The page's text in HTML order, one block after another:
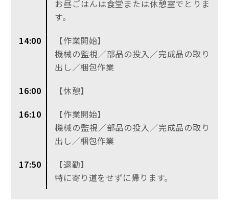
お昼ごはんは食堂または休憩室でとりま
す。
14:00
【作業開始】
機械の監視／部品の投入／完成品の取り
出し／梱包作業
16:00
【休憩】
16:10
【作業開始】
機械の監視／部品の投入／完成品の取り
出し／梱包作業
17:50
【退勤】
特に寄り道をせずに帰ります。